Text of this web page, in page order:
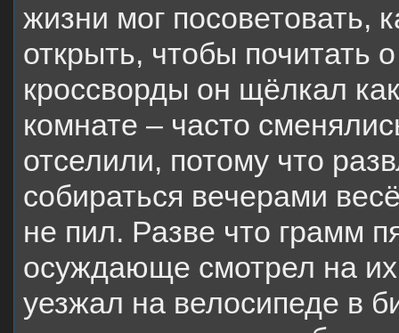
жизни мог посоветовать,
открыть, чтобы почитать
кроссворды он щёлкал
комнате – часто
отселили, потому что
собираться вечерами
не пил. Разве что грамм
осуждающе смотрел на
уезжал на велосипеде в